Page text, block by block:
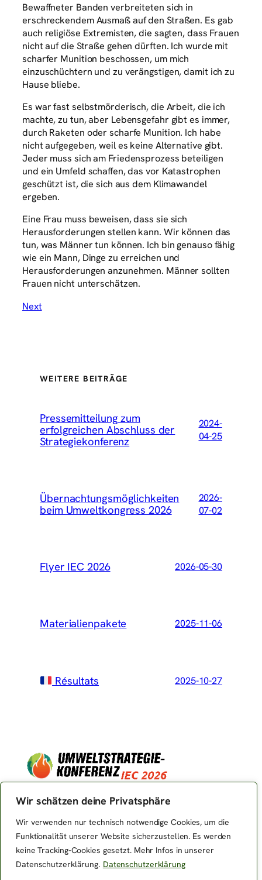
Wir schätzen deine Privatsphäre
Wir verwenden nur technisch notwendige Cookies, um die
Funktionalität unserer Website sicherzustellen. Es werden
keine Tracking-Cookies gesetzt. Mehr Infos in unserer
Datenschutzerklärung. Datenschutzerklärung
Bewaffneter Banden verbreiteten sich in
erschreckendem Ausmaß auf den Straßen. Es gab
auch religiöse Extremisten, die sagten, dass Frauen
nicht auf die Straße gehen dürften. Ich wurde mit
scharfer Munition beschossen, um mich
einzuschüchtern und zu verängstigen, damit ich zu
Hause bliebe.
Es war fast selbstmörderisch, die Arbeit, die ich
machte, zu tun, aber Lebensgefahr gibt es immer,
durch Raketen oder scharfe Munition. Ich habe
nicht aufgegeben, weil es keine Alternative gibt.
Jeder muss sich am Friedensprozess beteiligen
und ein Umfeld schaffen, das vor Katastrophen
geschützt ist, die sich aus dem Klimawandel
ergeben.
Eine Frau muss beweisen, dass sie sich
Herausforderungen stellen kann. Wir können das
tun, was Männer tun können. Ich bin genauso fähig
wie ein Mann, Dinge zu erreichen und
Herausforderungen anzunehmen. Männer sollten
Frauen nicht unterschätzen.
Next
WEITERE BEITRÄGE
Pressemitteilung zum
erfolgreichen Abschluss der
Strategiekonferenz
2024-
04-25
Übernachtungsmöglichkeiten
beim Umweltkongress 2026
2026-
07-02
Flyer IEC 2026 2026-05-30
Materialienpakete 2025-11-06
Résultats 2025-10-27
Impressum
Datenschutzerklärung